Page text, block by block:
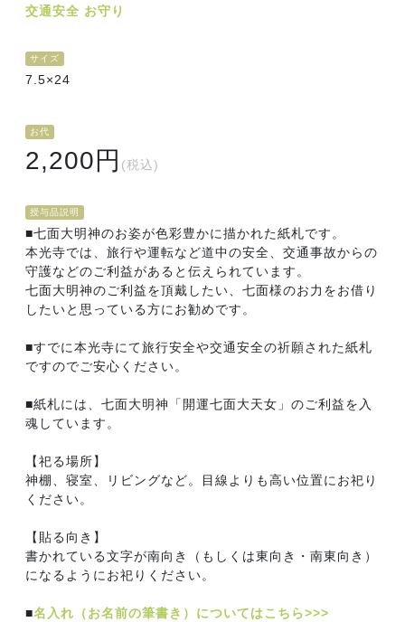
交通安全 お守り
サイズ
7.5×24
お代
2,200円 (税込)
授与品説明
■七面大明神のお姿が色彩豊かに描かれた紙札です。
本光寺では、旅行や運転など道中の安全、交通事故からの
守護などのご利益があると伝えられています。
七面大明神のご利益を頂戴したい、七面様のお力をお借り
したいと思っている方にお勧めです。
■すでに本光寺にて旅行安全や交通安全の祈願された紙札
ですのでご安心ください。
■紙札には、七面大明神「開運七面大天女」のご利益を入
魂しています。
【祀る場所】
神棚、寝室、リビングなど。目線よりも高い位置にお祀り
ください。
【貼る向き】
書かれている文字が南向き（もしくは東向き・南東向き）
になるようにお祀りください。
■名入れ（お名前の筆書き）についてはこちら>>>